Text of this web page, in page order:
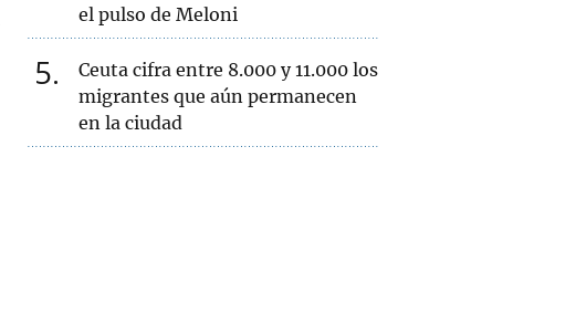
el pulso de Meloni
5
Ceuta cifra entre 8.000 y 11.000 los
migrantes que aún permanecen
en la ciudad